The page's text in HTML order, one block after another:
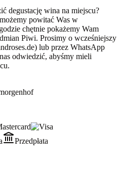
degustację wina na miejscu?
powitać Was w
chętnie pokażemy Wam
Piwi. Prosimy o wcześniejszy
lub przez WhatsApp
odwiedzić, abyśmy mieli
Przedpłata